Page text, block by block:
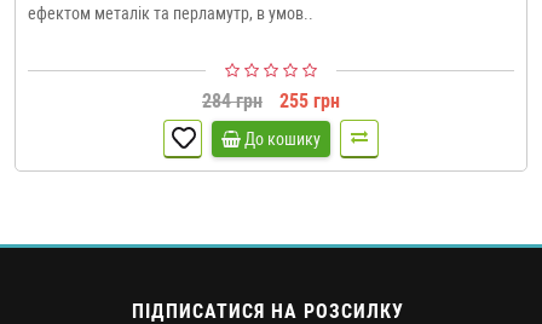
ефектом металік та перламутр, в умов..
284 грн 255 грн
До кошику
ПІДПИСАТИСЯ НА РОЗСИЛКУ